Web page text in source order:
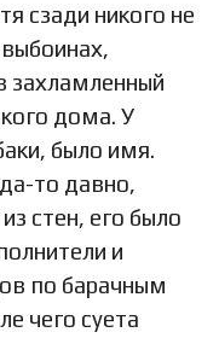
сзади никого не
захламленный
дома. У
было имя.
то давно,
стен, его было
и
по барачным
чего суета